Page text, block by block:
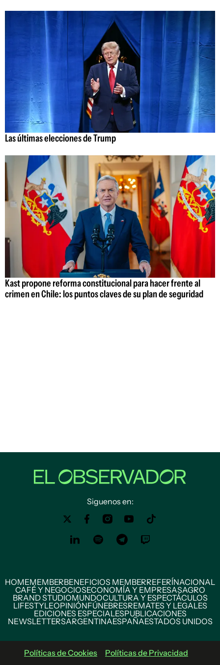
Las últimas elecciones de Trump
Kast propone reforma constitucional para hacer frente al
crimen en Chile: los puntos claves de su plan de seguridad
Siguenos en:
HOMEMEMBERBENEFICIOS MEMBERREFERÍNACIONAL
CAFÉ Y NEGOCIOSECONOMÍA Y EMPRESASAGRO
BRAND STUDIOMUNDOCULTURA Y ESPECTÁCULOS
LIFESTYLEOPINIÓNFÚNEBRESREMATES Y LEGALES
EDICIONES ESPECIALESPUBLICACIONES
NEWSLETTERSARGENTINAESPAÑAESTADOS UNIDOS
Políticas de Cookies
Políticas de Privacidad